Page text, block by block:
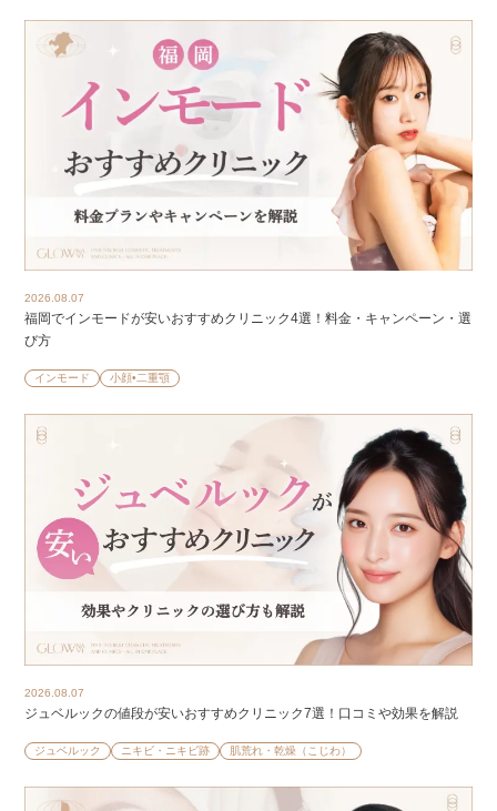
2026.08.07
福岡でインモードが安いおすすめクリニック4選！料金・キャンペーン・選
び方
インモード 小顔•二重顎
2026.08.07
ジュベルックの値段が安いおすすめクリニック7選！口コミや効果を解説
ジュベルック ニキビ・ニキビ跡 肌荒れ・乾燥（こじわ）